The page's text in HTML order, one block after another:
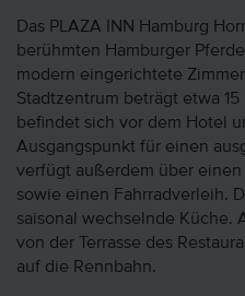
Das PLAZA INN Hamburg
berühmten Hamburger
modern eingerichtete
Stadtzentrum beträgt etwa
befindet sich vor dem Hotel
Ausgangspunkt für einen
verfügt außerdem über einen
sowie einen Fahrradverleih.
saisonal wechselnde Küche.
von der Terrasse des
auf die Rennbahn.